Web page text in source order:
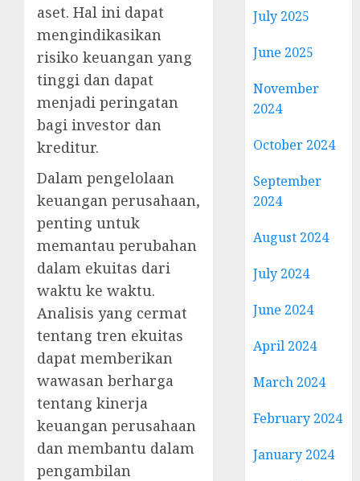
aset. Hal ini dapat
mengindikasikan
risiko keuangan yang
tinggi dan dapat
menjadi peringatan
bagi investor dan
kreditur.
Dalam pengelolaan
keuangan perusahaan,
penting untuk
memantau perubahan
dalam ekuitas dari
waktu ke waktu.
Analisis yang cermat
tentang tren ekuitas
dapat memberikan
wawasan berharga
tentang kinerja
keuangan perusahaan
dan membantu dalam
pengambilan
July 2025
June 2025
November
2024
October 2024
September
2024
August 2024
July 2024
June 2024
April 2024
March 2024
February 2024
January 2024